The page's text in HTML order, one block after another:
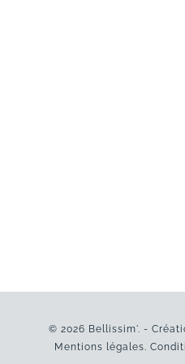
© 2026 Bellissim'. -
Mentions légales.